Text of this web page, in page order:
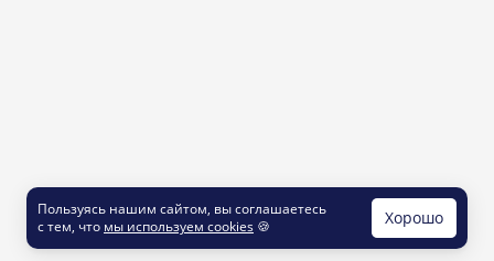
Пользуясь нашим сайтом, вы соглашаетесь
с тем, что мы используем cookies 🍪 Хорошо